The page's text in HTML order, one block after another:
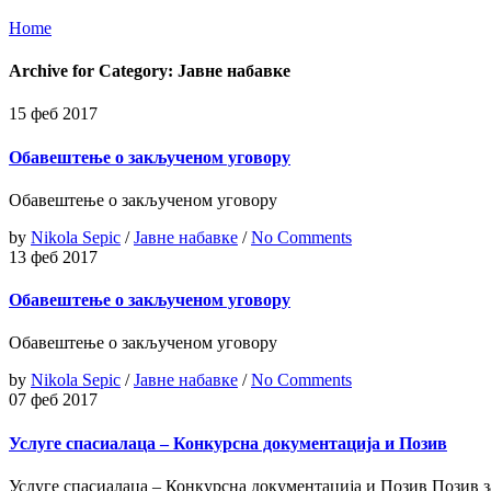
Home
Archive for Category: Јавне набавке
15 феб 2017
Обавештење о закљученом уговору
Обавештење о закљученом уговору
by Nikola Sepic /Јавне набавке /No Comments
13 феб 2017
Обавештење о закљученом уговору
Обавештење о закљученом уговору
by Nikola Sepic /Јавне набавке /No Comments
07 феб 2017
Услуге спасиалаца – Конкурсна документација и Позив
Услуге спасиалаца – Конкурсна документација и Позив Позив